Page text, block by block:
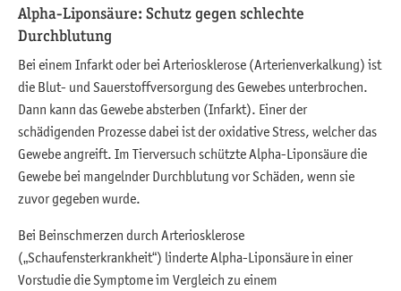
Alpha-Liponsäure: Schutz gegen schlechte
Durchblutung
Bei einem Infarkt oder bei Arteriosklerose (Arterienverkalkung) ist
die Blut- und Sauerstoffversorgung des Gewebes unterbrochen.
Dann kann das Gewebe absterben (Infarkt). Einer der
schädigenden Prozesse dabei ist der oxidative Stress, welcher das
Gewebe angreift. Im Tierversuch schützte Alpha-Liponsäure die
Gewebe bei mangelnder Durchblutung vor Schäden, wenn sie
zuvor gegeben wurde.
Bei Beinschmerzen durch Arteriosklerose
(„Schaufensterkrankheit“) linderte Alpha-Liponsäure in einer
Vorstudie die Symptome im Vergleich zu einem